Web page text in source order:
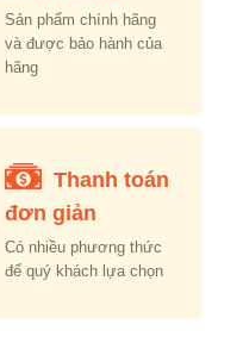
Sản phẩm chính hãng
và được bảo hành của
hãng
Thanh toán
đơn giản
Có nhiều phương thức
để quý khách lựa chọn